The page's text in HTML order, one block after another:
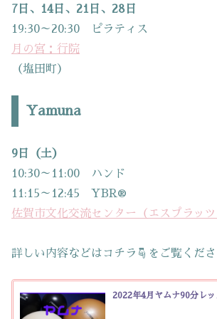
7日、14日、21日、28日
19:30～20:30 ピラティス
月の宮：行院
（塩田町）
Yamuna
9日（土）
10:30～11:00 ハンド
11:15～12:45 YBR®
佐賀市文化交流センター（エスプラッツ
詳しい内容などはコチラ☟をご覧くださ
2022年4月ヤムナ90分レッ